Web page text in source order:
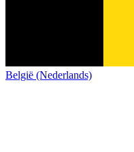
België (Nederlands)